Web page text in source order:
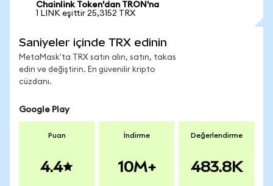
Chainlink Token'dan TRON'na
1 LINK eşittir 25,3152 TRX
Saniyeler içinde TRX edinin
MetaMask'ta TRX satın alın, satın, takas
edin ve değiştirin. En güvenilir kripto
cüzdanı.
Google Play
Puan
4.4
İndirme
10M+
Değerlendirme
483.8K